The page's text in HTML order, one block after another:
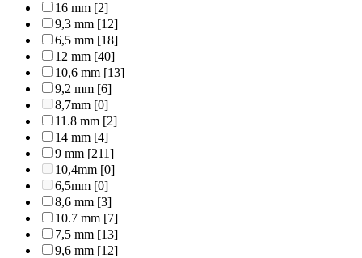
16 mm [2]
9,3 mm [12]
6,5 mm [18]
12 mm [40]
10,6 mm [13]
9,2 mm [6]
8,7mm [0]
11.8 mm [2]
14 mm [4]
9 mm [211]
10,4mm [0]
6,5mm [0]
8,6 mm [3]
10.7 mm [7]
7,5 mm [13]
9,6 mm [12]